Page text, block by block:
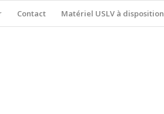
Contact Matériel USLV à disposition